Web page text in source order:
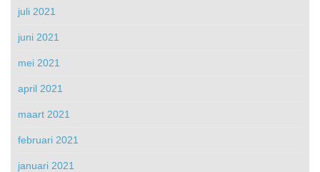
juli 2021
juni 2021
mei 2021
april 2021
maart 2021
februari 2021
januari 2021